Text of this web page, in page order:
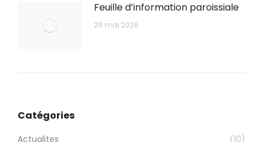
Feuille d’information paroissiale
29 mai 2026
Catégories
Actualites
(10)